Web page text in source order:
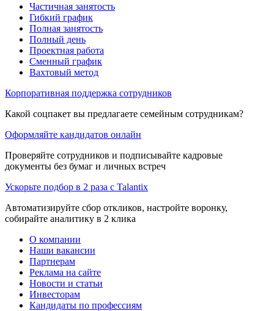
Частичная занятость
Гибкий график
Полная занятость
Полный день
Проектная работа
Сменный график
Вахтовый метод
Корпоративная поддержка сотрудников
Какой соцпакет вы предлагаете семейным сотрудникам?
Оформляйте кандидатов онлайн
Проверяйте сотрудников и подписывайте кадровые
документы без бумаг и личных встреч
Ускорьте подбор в 2 раза с Talantix
Автоматизируйте сбор откликов, настройте воронку,
собирайте аналитику в 2 клика
О компании
Наши вакансии
Партнерам
Реклама на сайте
Новости и статьи
Инвесторам
Кандидаты по профессиям